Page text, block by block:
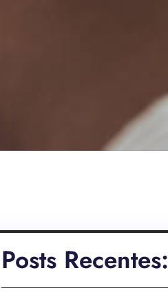
Posts Recentes: